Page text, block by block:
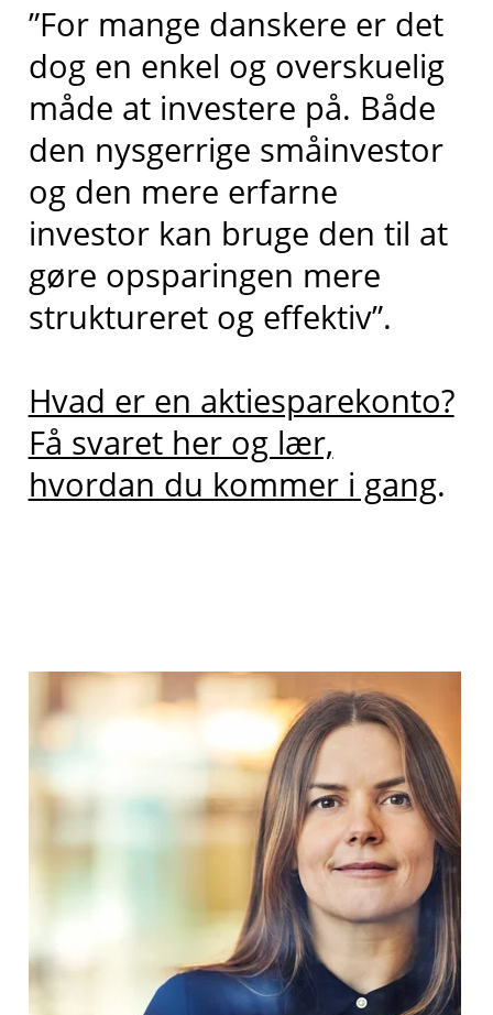
”For mange danskere er det
dog en enkel og overskuelig
måde at investere på. Både
den nysgerrige småinvestor
og den mere erfarne
investor kan bruge den til at
gøre opsparingen mere
struktureret og effektiv”.
Hvad er en aktiesparekonto?
Få svaret her og lær,
hvordan du kommer i gang.